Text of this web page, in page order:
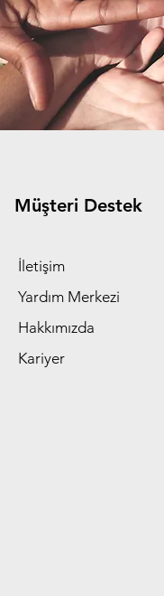
Müşteri Destek
İletişim
Yardım Merkezi
Hakkımızda
Kariyer